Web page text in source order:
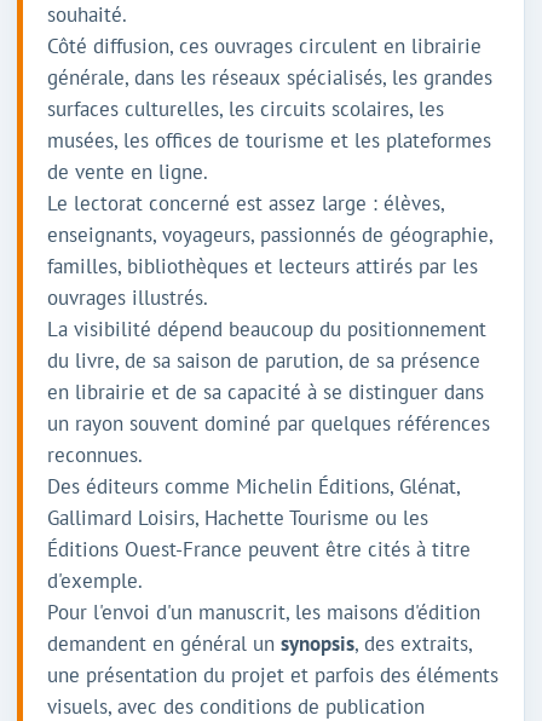
souhaité.
Côté diffusion, ces ouvrages circulent en librairie
générale, dans les réseaux spécialisés, les grandes
surfaces culturelles, les circuits scolaires, les
musées, les offices de tourisme et les plateformes
de vente en ligne.
Le lectorat concerné est assez large : élèves,
enseignants, voyageurs, passionnés de géographie,
familles, bibliothèques et lecteurs attirés par les
ouvrages illustrés.
La visibilité dépend beaucoup du positionnement
du livre, de sa saison de parution, de sa présence
en librairie et de sa capacité à se distinguer dans
un rayon souvent dominé par quelques références
reconnues.
Des éditeurs comme Michelin Éditions, Glénat,
Gallimard Loisirs, Hachette Tourisme ou les
Éditions Ouest-France peuvent être cités à titre
d'exemple.
Pour l'envoi d'un manuscrit, les maisons d'édition
demandent en général un synopsis, des extraits,
une présentation du projet et parfois des éléments
visuels, avec des conditions de publication